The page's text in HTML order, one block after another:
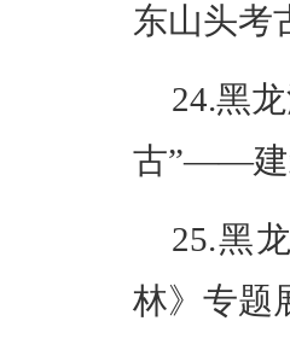
东山头考
24.黑
古”——建
25.黑
林》专题